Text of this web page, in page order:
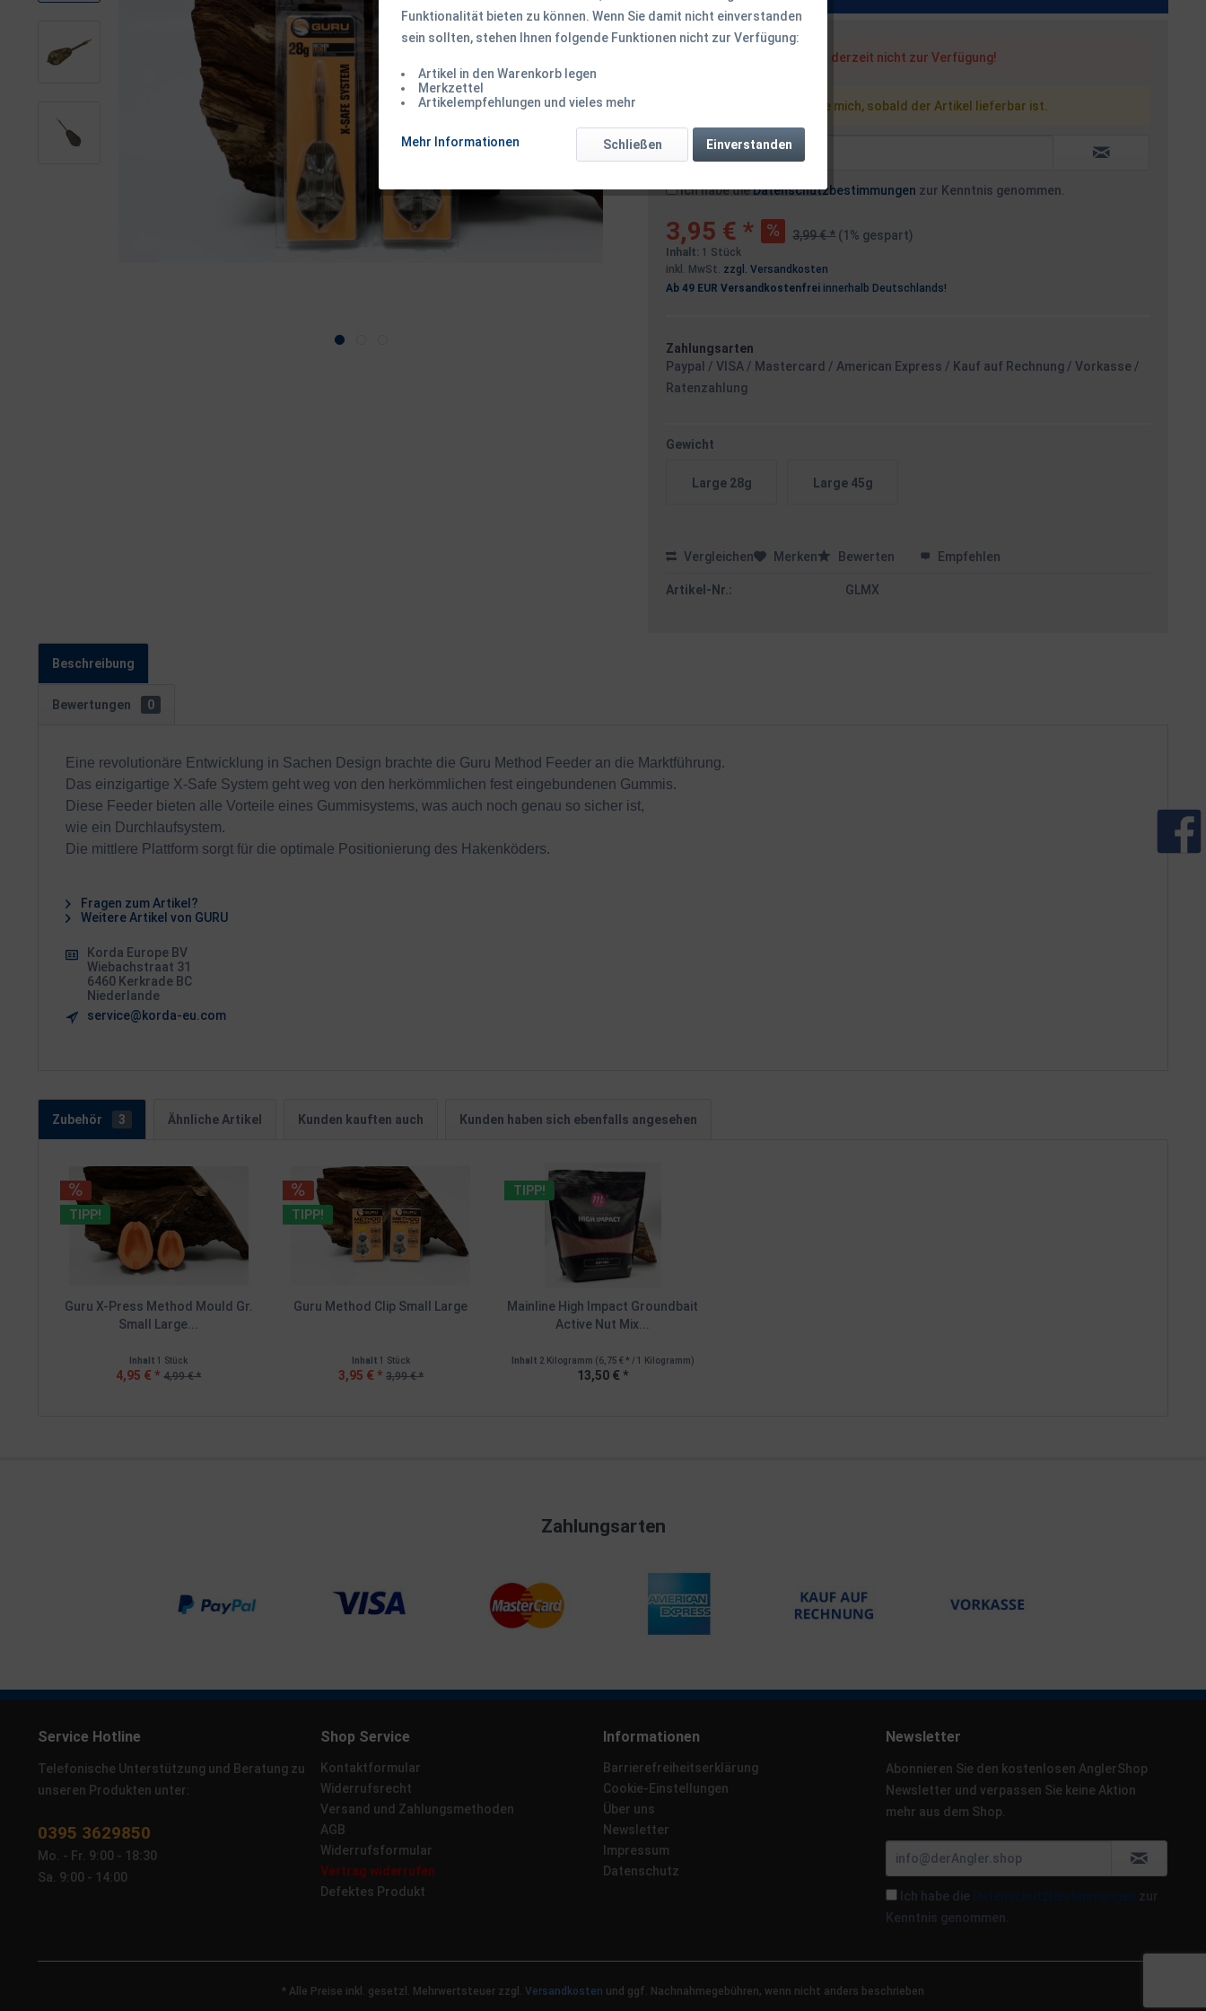
Dieser Artikel steht derzeit nicht zur Verfügung!
Benachrichtigen Sie mich, sobald der Artikel lieferbar ist.
Ich habe dieDatenschutzbestimmungen zur Kenntnis genommen.
3,95 € * 3,99 € * (1% gespart)
Inhalt: 1 Stück
inkl. MwSt. zzgl. Versandkosten
Ab 49 EUR Versandkostenfrei innerhalb Deutschlands!
Zahlungsarten
Paypal / VISA / Mastercard / American Express / Kauf auf Rechnung / Vorkasse /
Ratenzahlung
Gewicht
Large 28g Large 45g
Vergleichen Merken Bewerten Empfehlen
Artikel-Nr.: GLMX
Beschreibung
Bewertungen 0
Eine revolutionäre Entwicklung in Sachen Design brachte die Guru Method Feeder an die Marktführung.
Das einzigartige X-Safe System geht weg von den herkömmlichen fest eingebundenen Gummis.
Diese Feeder bieten alle Vorteile eines Gummisystems, was auch noch genau so sicher ist,
wie ein Durchlaufsystem.
Die mittlere Plattform sorgt für die optimale Positionierung des Hakenköders.
Fragen zum Artikel?
Weitere Artikel von GURU
Korda Europe BV
Wiebachstraat 31
6460 Kerkrade BC
Niederlande
service@korda-eu.com
Zubehör 3 Ähnliche Artikel Kunden kauften auch Kunden haben sich ebenfalls angesehen
TIPP!
Guru X-Press Method Mould Gr.
Small Large...
Inhalt1 Stück
4,95 € * 4,99 € *
TIPP!
Guru Method Clip Small Large
Inhalt 1 Stück
3,95 € * 3,99 € *
TIPP!
Mainline High Impact Groundbait
Active Nut Mix...
Inhalt 2 Kilogramm (6,75 € * / 1 Kilogramm)
13,50 € *
Zahlungsarten
Service Hotline
Telefonische Unterstützung und Beratung zu
unseren Produkten unter:
0395 3629850
Mo. - Fr. 9:00 - 18:30
Sa. 9:00 - 14:00
Shop Service
Kontaktformular
Widerrufsrecht
Versand und Zahlungsmethoden
AGB
Widerrufsformular
Vertrag widerrufen
Defektes Produkt
Informationen
Barrierefreiheitserklärung
Cookie-Einstellungen
Über uns
Newsletter
Impressum
Datenschutz
Newsletter
Abonnieren Sie den kostenlosen AnglerShop
Newsletter und verpassen Sie keine Aktion
mehr aus dem Shop.
Ich habe die Datenschutzbestimmungen zur
Kenntnis genommen.
* Alle Preise inkl. gesetzl. Mehrwertsteuer zzgl. Versandkosten und ggf. Nachnahmegebühren, wenn nicht anders beschrieben
Funktionalität bieten zu können. Wenn Sie damit nicht einverstanden
sein sollten, stehen Ihnen folgende Funktionen nicht zur Verfügung:
Artikel in den Warenkorb legen
Merkzettel
Artikelempfehlungen und vieles mehr
Mehr Informationen Einverstanden
Schließen